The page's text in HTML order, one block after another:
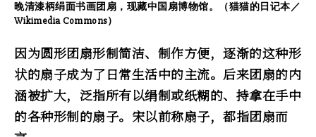
晚清漆柄绢面书画团扇，现藏中国扇博物馆。（猫猫的日记本／
Wikimedia Commons）
因为圆形团扇形制简洁、制作方便，逐渐的这种形
状的扇子成为了日常生活中的主流。后来团扇的内
涵被扩大，泛指所有以绢制或纸糊的、持拿在手中
的各种形制的扇子。宋以前称扇子，都指团扇而